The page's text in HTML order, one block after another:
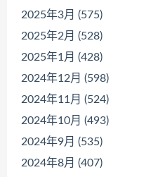
2025年3月 (575)
2025年2月 (528)
2025年1月 (428)
2024年12月 (598)
2024年11月 (524)
2024年10月 (493)
2024年9月 (535)
2024年8月 (407)